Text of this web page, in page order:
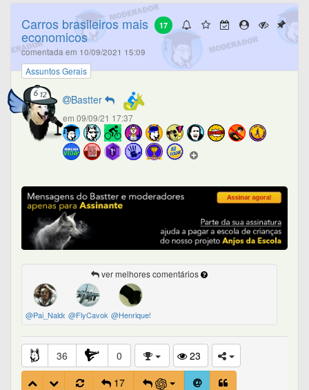
17
Carros brasileiros mais
economicos
comentada em 10/09/2021 15:09
Assuntos Gerais
Bastter
em 09/09/21 17:37
ver melhores comentários
@Pai_Naldo @FlyCavok @Henrique59
36 0
23
17